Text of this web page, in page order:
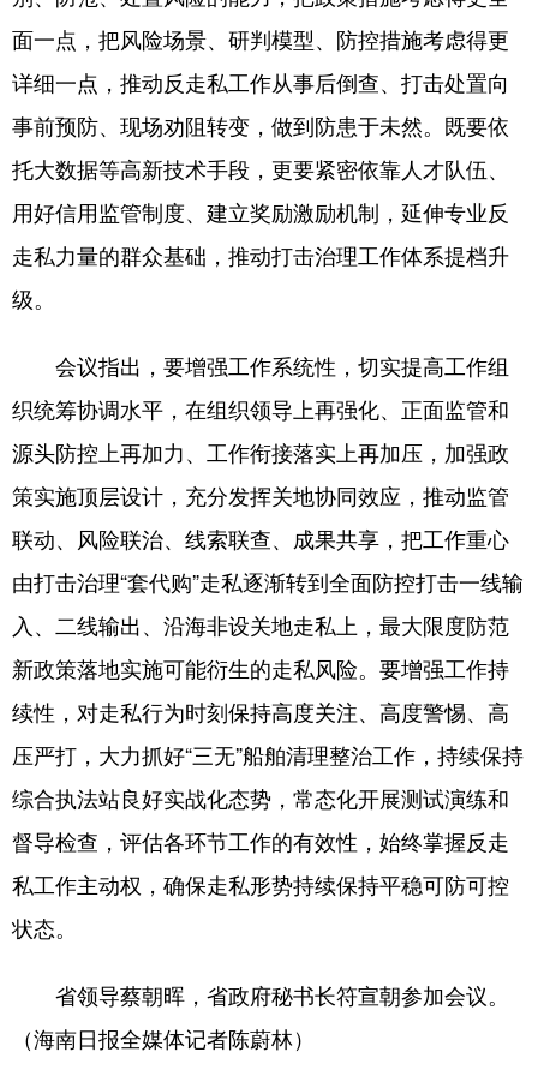
面一点，把风险场景、研判模型、防控措施考虑得更
详细一点，推动反走私工作从事后倒查、打击处置向
事前预防、现场劝阻转变，做到防患于未然。既要依
托大数据等高新技术手段，更要紧密依靠人才队伍、
用好信用监管制度、建立奖励激励机制，延伸专业反
走私力量的群众基础，推动打击治理工作体系提档升
级。
会议指出，要增强工作系统性，切实提高工作组
织统筹协调水平，在组织领导上再强化、正面监管和
源头防控上再加力、工作衔接落实上再加压，加强政
策实施顶层设计，充分发挥关地协同效应，推动监管
联动、风险联治、线索联查、成果共享，把工作重心
由打击治理“套代购”走私逐渐转到全面防控打击一线输
入、二线输出、沿海非设关地走私上，最大限度防范
新政策落地实施可能衍生的走私风险。要增强工作持
续性，对走私行为时刻保持高度关注、高度警惕、高
压严打，大力抓好“三无”船舶清理整治工作，持续保持
综合执法站良好实战化态势，常态化开展测试演练和
督导检查，评估各环节工作的有效性，始终掌握反走
私工作主动权，确保走私形势持续保持平稳可防可控
状态。
省领导蔡朝晖，省政府秘书长符宣朝参加会议。
（海南日报全媒体记者陈蔚林）